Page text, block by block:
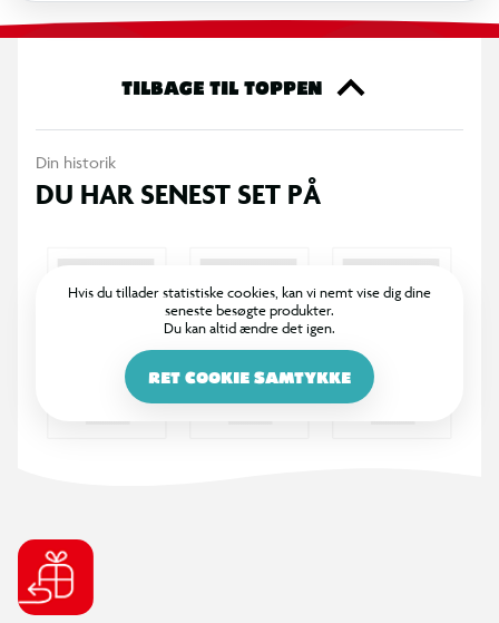
TILBAGE TIL TOPPEN
Din historik
DU HAR SENEST SET PÅ
Hvis du tillader statistiske cookies, kan vi nemt vise dig dine
seneste besøgte produkter.
Du kan altid ændre det igen.
RET COOKIE SAMTYKKE